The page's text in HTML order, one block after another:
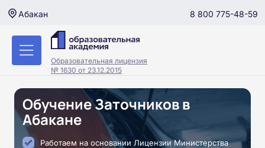
Абакан 8 800 775-48-59
Образовательная лицензия
№ 1630 от 23.12.2015
Обучение Заточников в
Абакане
Работаем на основании Лицензии Министерства